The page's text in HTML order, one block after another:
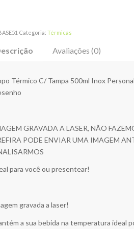
Categoria:Térmicas
Avaliações (0)
Térmico C/ Tampa 500ml Inox
GRAVADA A LASER, NÃO
PODE ENVIAR UMA IMAGEM
para você ou presentear!
gravada a laser!
a sua bebida na temperatura ideal